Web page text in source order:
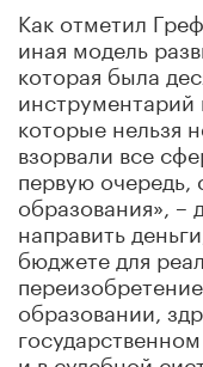
Как отметил
иная модель
которая была
инструментарий
которые нельзя
взорвали все
первую очередь,
образования», –
направить
бюджете для
образовании,